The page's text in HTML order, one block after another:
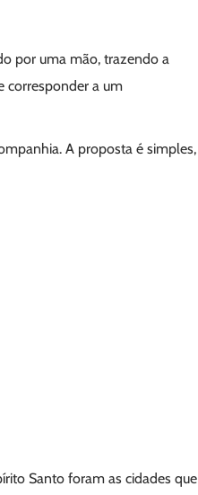
por uma mão, trazendo a
corresponder a um
A proposta é simples,
Santo foram as cidades que